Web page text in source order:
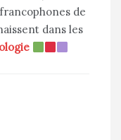
de
dans les